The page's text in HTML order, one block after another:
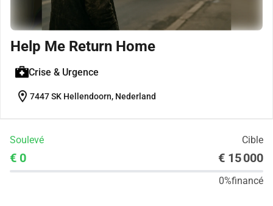
Help Me Return Home
Crise & Urgence
location_on 7447 SK Hellendoorn, Nederland
Soulevé Cible
€ 0 € 15 000
0%financé